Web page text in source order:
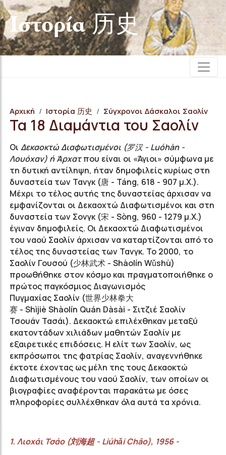
Iστορία 历史
Αρχική Iστορία 历史 Σύγχρονοι Δάσκαλοι Σαολίν
Τα 18 Διαμάντια του Σαολίν
Οι Δεκαοκτώ Διαφωτισμένοι (罗汉- Luóhàn -
Λουόχαν) ή Άρχατπου είναι οι «Άγιοι» σύμφωνα με
τη δυτική αντίληψη, ήταν δημοφιλείς κυρίως στη
δυναστεία των Τανγκ(唐 - Táng, 618 - 907 μ.Χ.).
Μέχρι το τέλος αυτής της δυναστείας άρχισαν να
εμφανίζονται οι Δεκαοχτώ Διαφωτισμένοι και στη
δυναστεία των Σονγκ (宋 - Sòng, 960 - 1279 μ.Χ.)
έγιναν δημοφιλείς. Οι Δεκαοχτώ Διαφωτισμένοι
του ναού Σαολίν άρχισαν να καταρτίζονται από το
τέλος της δυναστείας των Τανγκ. Το 2000, το
Σαολίν Γουσού (少林武术 - Shàolín Wǔshù)
προωθήθηκε στον κόσμο και πραγματοποιήθηκε ο
πρώτος παγκόσμιος Διαγωνισμός
Πυγμαχίας Σαολίν (世界少林拳大
赛 - Shìjiè Shàolín Quán Dàsài - Σιτζιέ Σαολίν
Τσουάν Τασάι). Δεκαοκτώ επιλέχθηκαν μεταξύ
εκατοντάδων χιλιάδων μαθητών Σαολίν με
εξαιρετικές επιδόσεις. Η ελίτ των Σαολίν, ως
εκπρόσωποι της φατρίας Σαολίν, αναγεννήθηκε
έκτοτε έχοντας ως μέλη της τους Δεκαοκτώ
Διαφωτισμένους του ναού Σαολίν, των οποίων οι
βιογραφίες αναφέρονται παρακάτω με όσες
πληροφορίες συλλέχθηκαν όλα αυτά τα χρόνια.
1. Λιoχάι Τσάο(刘海超- Liúhǎi Chāo), 1956 -